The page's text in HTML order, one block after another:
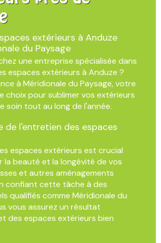
extérieurs à Anduze
du Paysage
une entreprise spécialisée dans
espaces extérieurs à Anduze ?
à Méridionale du Paysage, votre
choix pour sublimer vos extérieurs
soin tout au long de l'année.
de l'entretien des espaces
espaces extérieurs est crucial
la beauté et la longévité de vos
et autres aménagements
confiant cette tâche à des
qualifiés comme Méridionale du
vous assurez un résultat
des espaces extérieurs bien